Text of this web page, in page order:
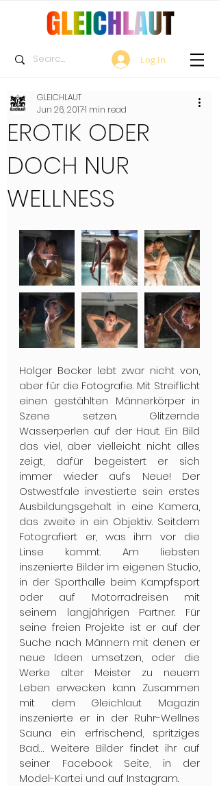
Log In
EROTIK ODER
DOCH NUR
WELLNESS
GLEICHLAUT
Jun 26, 20171 min read
Holger Becker lebt zwar nicht von,
aber für die Fotografie. Mit Streiflicht
einen gestählten Männerkörper in
Szene setzen. Glitzernde
Wasserperlen auf der Haut. Ein Bild
das viel, aber vielleicht nicht alles
zeigt, dafür begeistert er sich
immer wieder aufs Neue! Der
Ostwestfale investierte sein erstes
Ausbildungsgehalt in eine Kamera,
das zweite in ein Objektiv. Seitdem
Fotografiert er, was ihm vor die
Linse kommt. Am liebsten
inszenierte Bilder im eigenen Studio,
in der Sporthalle beim Kampfsport
oder auf Motorradreisen mit
seinem langjährigen Partner. Für
seine freien Projekte ist er auf der
Suche nach Männern mit denen er
neue Ideen umsetzen, oder die
Werke alter Meister zu neuem
Leben erwecken kann. Zusammen
mit dem Gleichlaut Magazin
inszenierte er in der Ruhr-Wellnes
Sauna ein erfrischend, spritziges
Bad… Weitere Bilder findet ihr auf
seiner Facebook Seite, in der
Model-Kartei und auf Instagram.